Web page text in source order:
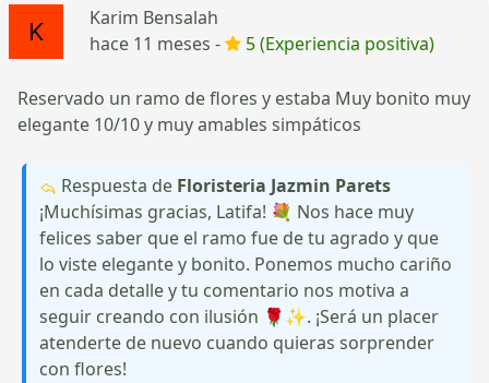
Karim Bensalah
hace 11 meses -
5 (Experiencia positiva)
Reservado un ramo de flores y estaba Muy bonito muy
elegante 10/10 y muy amables simpáticos
Respuesta de Floristeria Jazmin Parets
¡Muchísimas gracias, Latifa! 💐 Nos hace muy
felices saber que el ramo fue de tu agrado y que
lo viste elegante y bonito. Ponemos mucho cariño
en cada detalle y tu comentario nos motiva a
seguir creando con ilusión 🌹✨. ¡Será un placer
atenderte de nuevo cuando quieras sorprender
con flores!